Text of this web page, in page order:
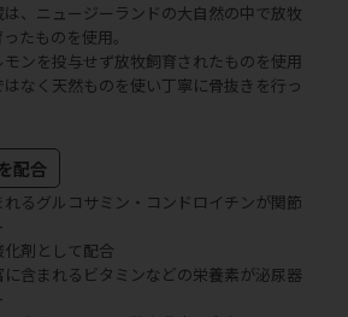
、ニュージーランドの大自然の中で放牧
たものを使用。
ンを投与せず放牧飼育されたものを使用
なく天然ものを使い丁寧に骨抜きを行っ
配合
れるグルコサミン・コンドロイチンが関節
化剤として配合
に含まれるビタミンなどの栄養素が泌尿器